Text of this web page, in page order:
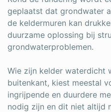
geplaatst dat grondwater
de keldermuren kan
duurzame oplossing bij
grondwaterproblemen.
Wie zijn kelder waterdicht
buitenkant, kiest meestal
ingrijpende en duurdere
nodig zijn en dit niet altijd